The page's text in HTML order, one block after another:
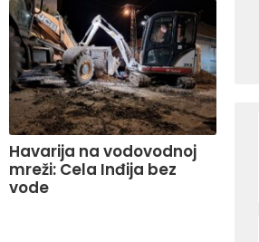
Havarija na vodovodnoj
mreži: Cela Inđija bez
vode